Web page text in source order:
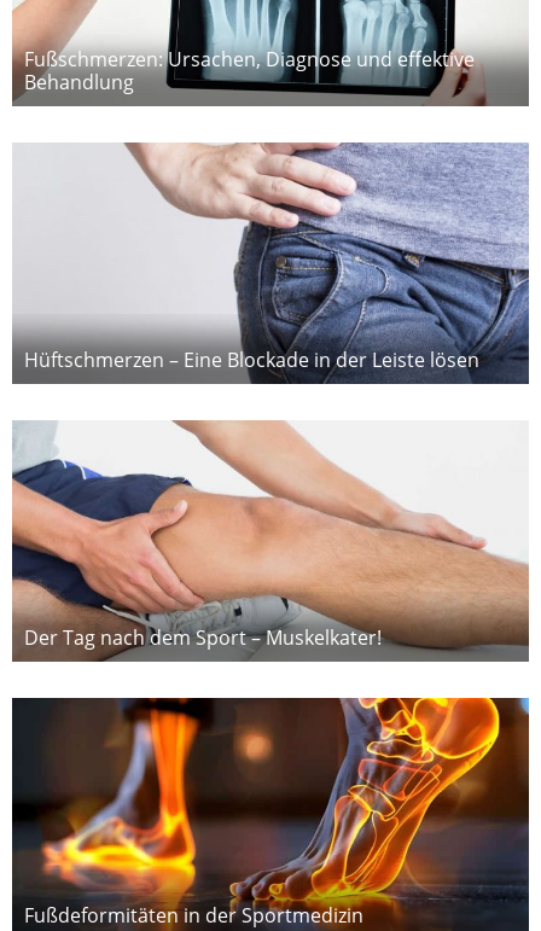
Fußschmerzen: Ursachen, Diagnose und effektive
Behandlung
Hüftschmerzen – Eine Blockade in der Leiste lösen
Der Tag nach dem Sport – Muskelkater!
Fußdeformitäten in der Sportmedizin